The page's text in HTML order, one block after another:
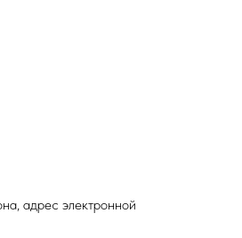
адрес электронной